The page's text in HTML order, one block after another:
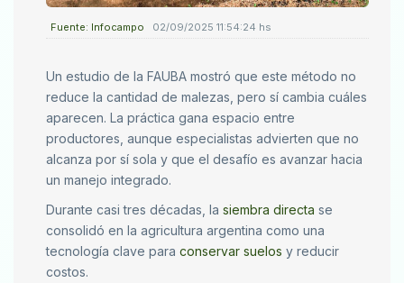
Fuente: Infocampo 02/09/2025 11:54:24 hs
Un estudio de la FAUBA mostró que este método no
reduce la cantidad de malezas, pero sí cambia cuáles
aparecen. La práctica gana espacio entre
productores, aunque especialistas advierten que no
alcanza por sí sola y que el desafío es avanzar hacia
un manejo integrado.
Durante casi tres décadas, la siembra directa se
consolidó en la agricultura argentina como una
tecnología clave para conservar suelos y reducir
costos.